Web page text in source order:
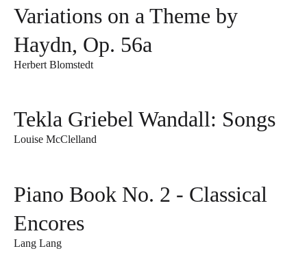
Variations on a Theme by
Haydn, Op. 56a
Herbert Blomstedt
Tekla Griebel Wandall: Songs
Louise McClelland
Piano Book No. 2 - Classical
Encores
Lang Lang